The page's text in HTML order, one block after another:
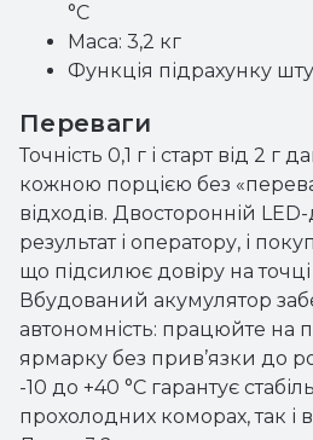
°C
Маса: 3,2 кг
Функція підрахунку
Переваги
Точність 0,1 г і старт від 2 г
кожною порцією без
відходів. Двосторонній
результат і оператору, і
що підсилює довіру на
Вбудований акумулятор
автономність: працюйте на
ярмарку без прив’язки до
-10 до +40 °C гарантує
прохолодних коморах, так і